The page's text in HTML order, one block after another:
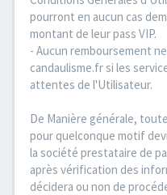
pourront en aucun cas
montant de leur pass VIP.
- Aucun remboursement
candaulisme.fr si les
attentes de l'Utilisateur.
De Manière générale,
pour quelconque motif
la société prestataire de
après vérification des
décidera ou non de